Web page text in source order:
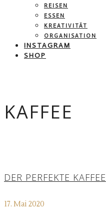
REISEN
ESSEN
KREATIVITÄT
ORGANISATION
INSTAGRAM
SHOP
KAFFEE
DER PERFEKTE KAFFEE
17. Mai 2020